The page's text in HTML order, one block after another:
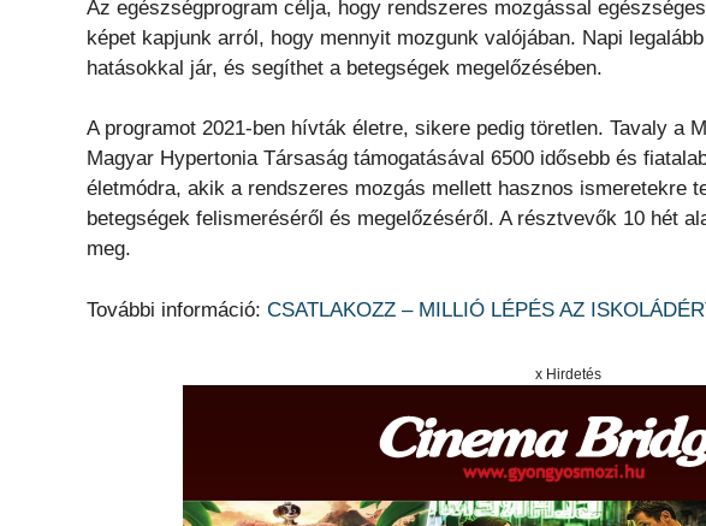
Az egészségprogram célja, hogy rendszeres mozgással
képet kapjunk arról, hogy mennyit mozgunk valójában. Napi
hatásokkal jár, és segíthet a betegségek megelőzésében.
A programot 2021-ben hívták életre, sikere pedig töretlen. Tavaly a
Magyar Hypertonia Társaság támogatásával 6500 idősebb és
életmódra, akik a rendszeres mozgás mellett hasznos ismeretekre
betegségek felismeréséről és megelőzéséről. A résztvevők 10 hét
meg.
További információ: CSATLAKOZZ – MILLIÓ LÉPÉS AZ
x Hirdetés